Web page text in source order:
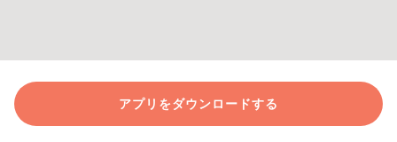
アプリをダウンロードする